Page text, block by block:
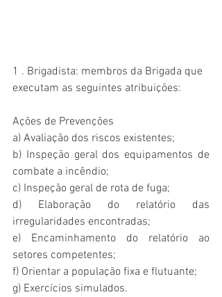
1 . Brigadista: membros da Brigada que
executam as seguintes atribuições:
Ações de Prevenções
a) Avaliação dos riscos existentes;
b) Inspeção geral dos equipamentos de
combate a incêndio;
c) Inspeção geral de rota de fuga;
d) Elaboração do relatório das
irregularidades encontradas;
e) Encaminhamento do relatório ao
setores competentes;
f) Orientar a população fixa e flutuante;
g) Exercícios simulados.